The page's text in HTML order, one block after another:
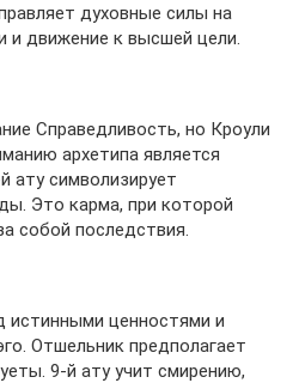
духовные силы на
и движение к высшей цели.
Справедливость, но Кроули
архетипа является
ату символизирует
Это карма, при которой
собой последствия.
ценностями и
Отшельник предполагает
9-й ату учит смирению,